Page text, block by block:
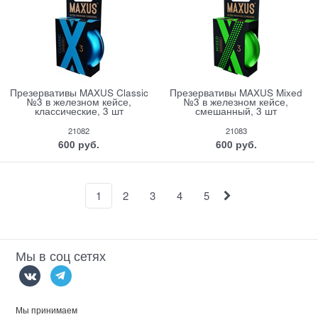
Презервативы MAXUS Classic
№3 в железном кейсе,
классические, 3 шт
21082
600 руб.
Презервативы MAXUS Mixed
№3 в железном кейсе,
смешанный, 3 шт
21083
600 руб.
1 2 3 4 5
Мы в соц сетях
Мы принимаем